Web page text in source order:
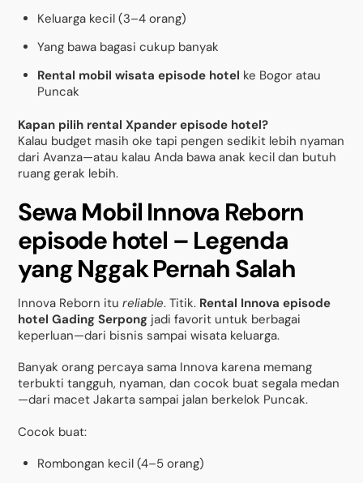
Keluarga kecil (3–4 orang)
Yang bawa bagasi cukup banyak
Rental mobil wisata episode hotel ke Bogor atau
Puncak
Kapan pilih rental Xpander episode hotel?
Kalau budget masih oke tapi pengen sedikit lebih nyaman
dari Avanza—atau kalau Anda bawa anak kecil dan butuh
ruang gerak lebih.
Sewa Mobil Innova Reborn
episode hotel – Legenda
yang Nggak Pernah Salah
Innova Reborn itureliable. Titik. Rental Innova episode
hotel Gading Serpong jadi favorit untuk berbagai
keperluan—dari bisnis sampai wisata keluarga.
Banyak orang percaya sama Innova karena memang
terbukti tangguh, nyaman, dan cocok buat segala medan
—dari macet Jakarta sampai jalan berkelok Puncak.
Cocok buat:
Rombongan kecil (4–5 orang)